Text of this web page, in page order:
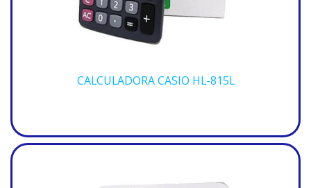
CALCULADORA CASIO HL-815L